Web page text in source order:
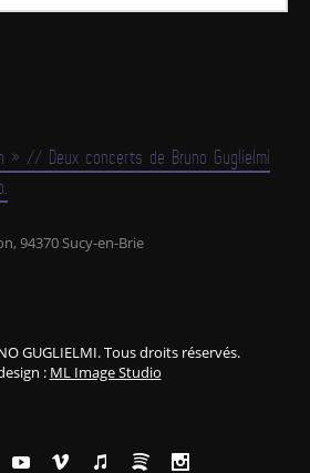
» // Deux concerts de Bruno Guglielmi
94370 Sucy-en-Brie
GUGLIELMI. Tous droits réservés.
: ML Image Studio